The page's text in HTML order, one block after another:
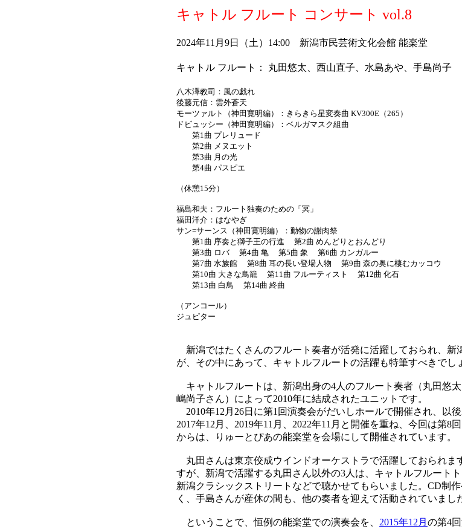
キャトル フルート コンサート vol.8
2024年11月9日（土）14:00 新潟市民芸術文化会館 能楽堂
キャトル フルート： 丸田悠太、西山直子、水島あや、手島尚子
八木澤教司：風の戯れ
後藤元信：雲外蒼天
モーツァルト（神田寛明編）：きらきら星変奏曲 KV300E（265）
ドビュッシー（神田寛明編）：ベルガマスク組曲
第1曲 プレリュード
第2曲 メヌエット
第3曲 月の光
第4曲 パスピエ
（休憩15分）
福島和夫：フルート独奏のための「冥」
福田洋介：はなやぎ
サン=サーンス（神田寛明編）：動物の謝肉祭
第1曲 序奏と獅子王の行進 第2曲 めんどりとおんどり
第3曲 ロバ 第4曲 亀 第5曲 象 第6曲 カンガルー
第7曲 水族館 第8曲 耳の長い登場人物 第9曲 森の奥に棲むカッコウ
第10曲 大きな鳥籠 第11曲 フルーティスト 第12曲 化石
第13曲 白鳥 第14曲 終曲
（アンコール）
ジュピター
新潟ではたくさんのフルート奏者が活発に活躍しておられ、新
が、その中にあって、キャトルフルートの活躍も特筆すべきでし
キャトルフルートは、新潟出身の4人のフルート奏者（丸田悠
嶋尚子さん）によって2010年に結成されたユニットです。
2010年12月26日に第1回演奏会がだいしホールで開催され、以後
2017年12月、2019年11月、2022年11月と開催を重ね、今回は第8
からは、りゅーとぴあの能楽堂を会場にして開催されています。
丸田さんは東京佼成ウインドオーケストラで活躍しておられま
すが、新潟で活躍する丸田さん以外の3人は、キャトルフルート
新潟クラシックストリートなどで聴かせてもらいました。CD制
く、手島さんが産休の間も、他の奏者を迎えて活動されていまし
ということで、恒例の能楽堂での演奏会を、 2015年12月 の第4